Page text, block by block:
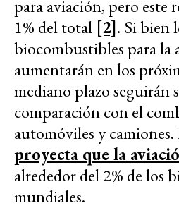
para aviación, pero este
1% del total [2]. Si bien
biocombustibles para la
aumentarán en los
mediano plazo seguirán
comparación con el
automóviles y
proyecta que la
alrededor del 2% de los
mundiales.